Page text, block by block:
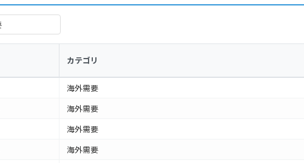
カテゴリ
海外需要
海外需要
海外需要
海外需要